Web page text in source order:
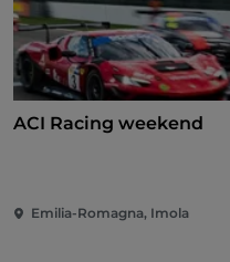
ACI Racing weekend
Emilia-Romagna, Imola